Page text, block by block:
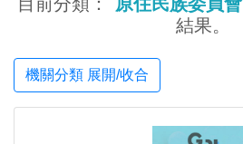
結果。
機關分類 展開/收合